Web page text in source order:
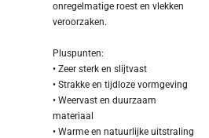
onregelmatige roest en vlekken
veroorzaken.
Pluspunten:
• Zeer sterk en slijtvast
• Strakke en tijdloze vormgeving
• Weervast en duurzaam
materiaal
• Warme en natuurlijke uitstraling